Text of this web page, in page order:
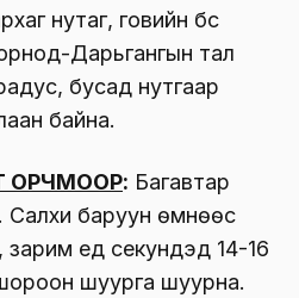
нутаг, говийн бүс
Дарьгангын тал
бусад нутгаар
байна.
ОРЧМООР: Багавтар
Салхи баруун өмнөөс
үед секундэд 14-16
шороон шуурга шуурна.